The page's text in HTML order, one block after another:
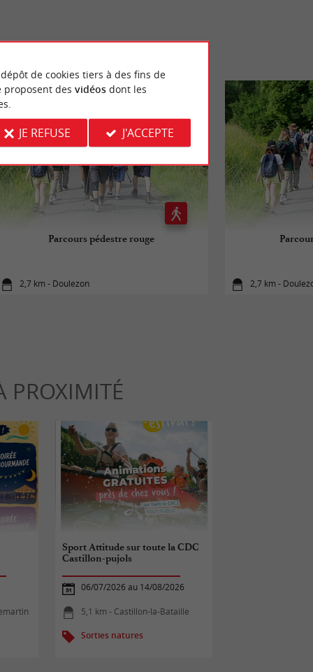
AUSSI
Parcours pédestre rouge
2,7 km - Doulezon 2,7 km -
PROXIMITÉ
Sport Attitude sur toute la CDC
Castillon-pujols
06/07/2026 au 14/08/2026
5,1 km - Castillon-la-Bataille
Sorties natures
de cookies tiers à des fins de
proposent des vidéosdont les
JE REFUSE J'ACCEPTE